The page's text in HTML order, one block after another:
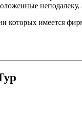
которых имеется